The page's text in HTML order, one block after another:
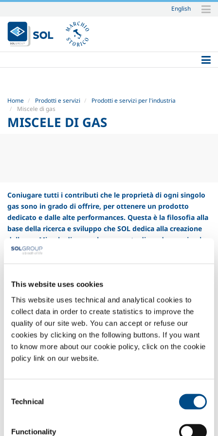
This website uses cookies
This website uses technical and analytical cookies to
collect data in order to create statistics to improve the
quality of our site web. You can accept or refuse our
cookies by clicking on the following buttons. If you want
to know more about our cookie policy, click on the cookie
policy link on our website.
Selection
Technical
Functionality
Salta
ai
contenuti.
|
alla
English
Home Prodotti e servizi
Prodotti e servizi per l'industria
Miscele di gas
MISCELE DI GAS
Coniugare tutti i contributi che le proprietà di ogni singolo
gas sono in grado di offrire, per ottenere un prodotto
dedicato e dalle alte performances. Questa è la filosofia alla
base della ricerca e sviluppo che SOL dedica alla creazione
delle sue Miscele di gas e che consente di produrre miscele
precise fino all’ordine delle ppb. SOL è da sempre attenta
miscele di gas, per ogni necessità e per tutte le applicazioni.
AliSOL
AliSOL
Leggi il resto
LaserSOL
LaserSOL
Leggi il resto
Enermix
Premium
Leggi il resto
Enermix